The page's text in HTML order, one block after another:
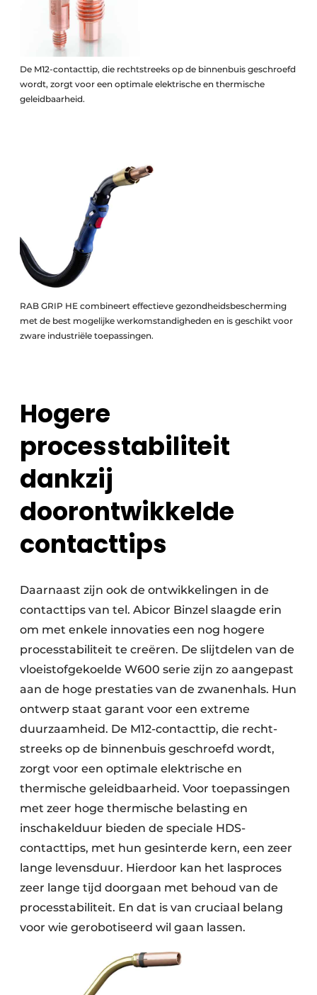
De M12-contacttip, die rechtstreeks op de binnenbuis geschroefd
wordt, zorgt voor een optimale elektrische en thermische
geleidbaarheid.
RAB GRIP HE combineert effectieve gezondheidsbescherming
met de best mogelijke werkomstandigheden en is geschikt voor
zware industriële toepassingen.
Hogere
processtabiliteit
dankzij
doorontwikkelde
contacttips
Daarnaast zijn ook de ontwikkelingen in de
contacttips van tel. Abicor Binzel slaagde erin
om met enkele innovaties een nog hogere
processtabiliteit te creëren. De slijtdelen van de
vloeistofgekoelde W600 serie zijn zo aangepast
aan de hoge prestaties van de zwanenhals. Hun
ontwerp staat garant voor een extreme
duurzaamheid. De M12-contacttip, die recht­
streeks op de binnenbuis geschroefd wordt,
zorgt voor een optimale elektrische en
thermische geleidbaarheid. Voor toepassingen
met zeer hoge thermische belasting en
inschakelduur bieden de speciale HDS-
contacttips, met hun gesinterde kern, een zeer
lange levensduur. Hierdoor kan het lasproces
zeer lange tijd doorgaan met behoud van de
processtabiliteit. En dat is van cruciaal belang
voor wie gerobotiseerd wil gaan lassen.